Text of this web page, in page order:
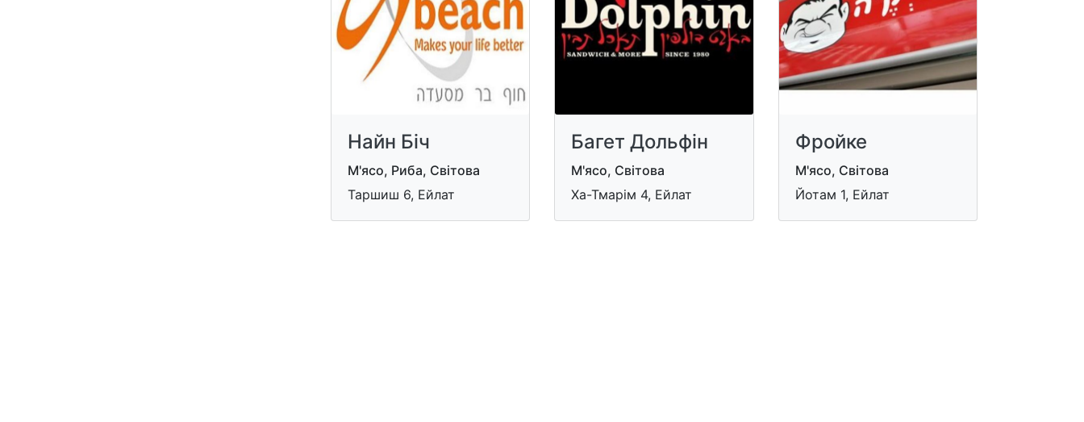
Найн Біч
М'ясо, Риба, Світова
Taршиш 6, Ейлат
Багет Дольфін
М'ясо, Світова
Ха-Тмарім 4, Ейлат
Фройке
М'ясо, Світова
Йотам 1, Ейлат